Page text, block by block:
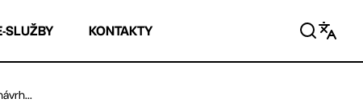
SLUŽBY KONTAKTY